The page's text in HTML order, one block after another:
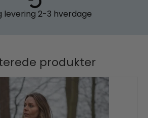
levering 2-3 hverdage
produkter